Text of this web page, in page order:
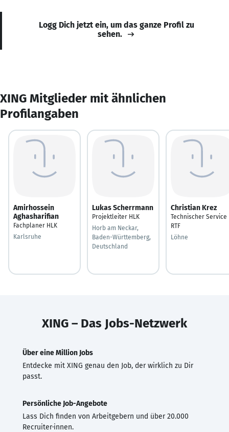
Logg Dich jetzt ein, um das ganze Profil zu
sehen.
XING Mitglieder mit ähnlichen
Profilangaben
Amirhossein
Aghasharifian
Fachplaner HLK
Karlsruhe
Lukas Scherrmann
Projektleiter HLK
Horb am Neckar,
Baden-Württemberg,
Deutschland
Christian Krez
Technischer Service
RTF
Löhne
XING – Das Jobs-Netzwerk
Über eine Million Jobs
Entdecke mit XING genau den Job, der wirklich zu Dir
passt.
Persönliche Job-Angebote
Lass Dich finden von Arbeitgebern und über 20.000
Recruiter·innen.